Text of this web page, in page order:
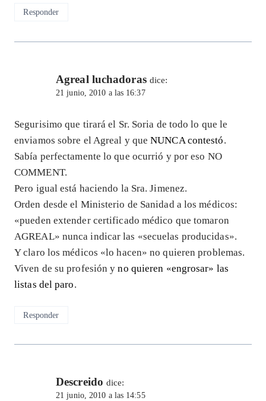
Responder
Agreal luchadoras dice:
21 junio, 2010 a las 16:37
Segurisimo que tirará el Sr. Soria de todo lo que le
enviamos sobre el Agreal y queNUNCA contestó.
Sabía perfectamente lo que ocurrió y por eso NO
COMMENT.
Pero igual está haciendo la Sra. Jimenez.
Orden desde el Ministerio de Sanidad a los médicos:
«pueden extender certificado médico que tomaron
AGREAL» nunca indicar las «secuelas producidas».
Y claro los médicos «lo hacen» no quieren problemas.
Viven de su profesión yno quieren «engrosar» las
listas del paro.
Responder
Descreido dice:
21 junio, 2010 a las 14:55